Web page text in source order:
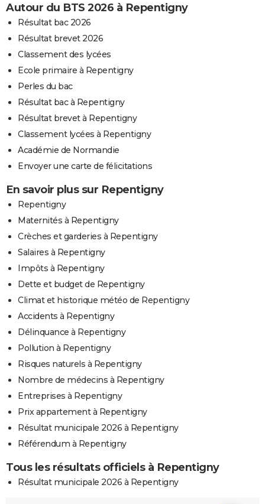
Autour du BTS 2026 à Repentigny
Résultat bac 2026
Résultat brevet 2026
Classement des lycées
Ecole primaire à Repentigny
Perles du bac
Résultat bac à Repentigny
Résultat brevet à Repentigny
Classement lycées à Repentigny
Académie de Normandie
Envoyer une carte de félicitations
En savoir plus sur Repentigny
Repentigny
Maternités à Repentigny
Crèches et garderies à Repentigny
Salaires à Repentigny
Impôts à Repentigny
Dette et budget de Repentigny
Climat et historique météo de Repentigny
Accidents à Repentigny
Délinquance à Repentigny
Pollution à Repentigny
Risques naturels à Repentigny
Nombre de médecins à Repentigny
Entreprises à Repentigny
Prix appartement à Repentigny
Résultat municipale 2026 à Repentigny
Référendum à Repentigny
Tous les résultats officiels à Repentigny
Résultat municipale 2026 à Repentigny